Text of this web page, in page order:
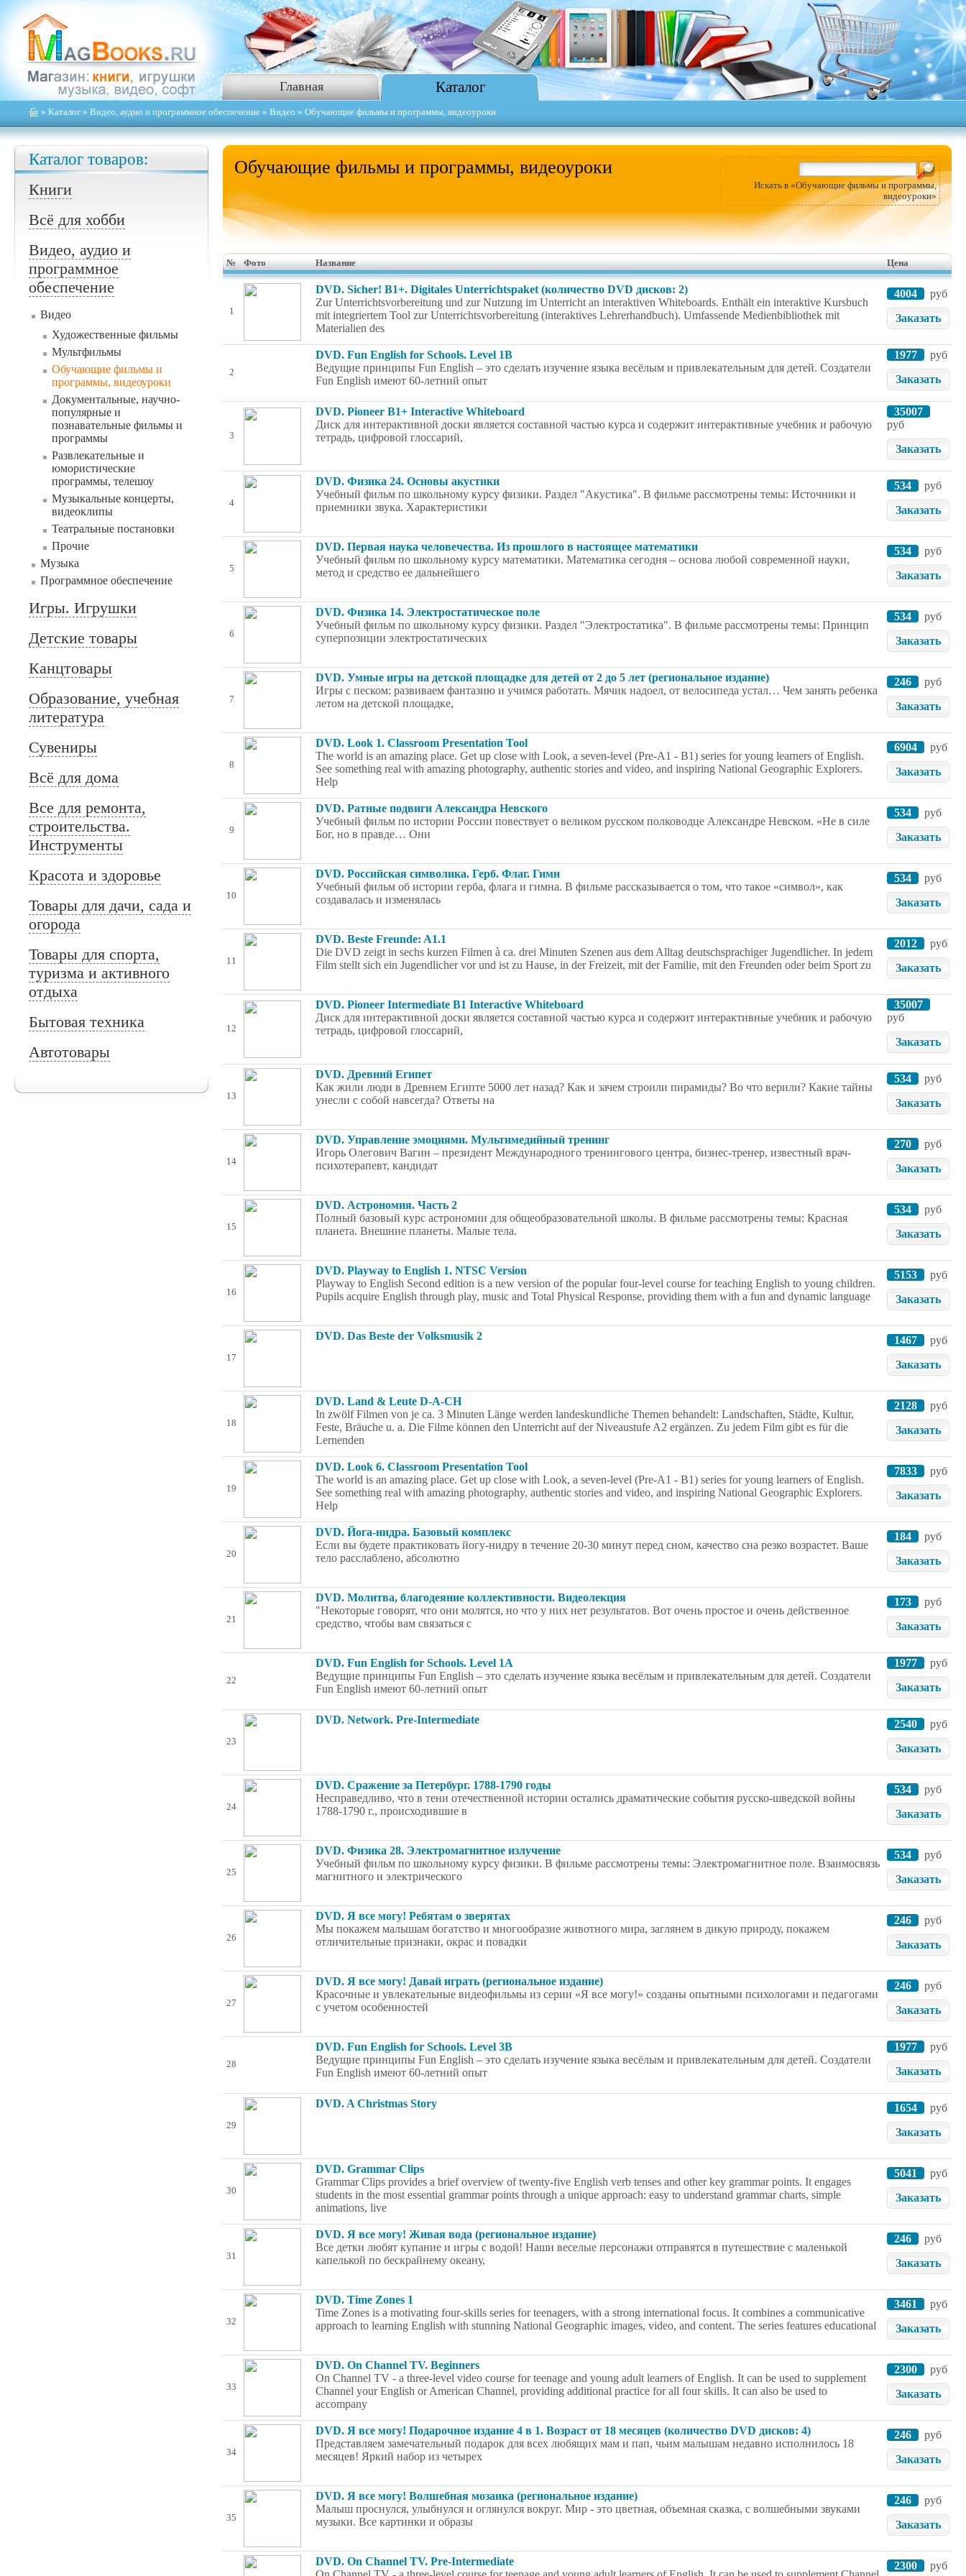
Главная Каталог
» Каталог » Видео, аудио и программное обеспечение » Видео » Обучающие фильмы и программы, видеоуроки
Каталог товаров:
Книги
Всё для хобби
Видео, аудио и
программное
обеспечение
Видео
Художественные фильмы
Мультфильмы
Обучающие фильмы и
программы, видеоуроки
Документальные, научно-
популярные и
познавательные фильмы и
программы
Развлекательные и
юмористические
программы, телешоу
Музыкальные концерты,
видеоклипы
Театральные постановки
Прочие
Музыка
Программное обеспечение
Игры. Игрушки
Детские товары
Канцтовары
Образование, учебная
литература
Сувениры
Всё для дома
Все для ремонта,
строительства.
Инструменты
Красота и здоровье
Товары для дачи, сада и
огорода
Товары для спорта,
туризма и активного
отдыха
Бытовая техника
Автотовары
Обучающие фильмы и программы, видеоуроки
Искать в «Обучающие фильмы и программы,
видеоуроки»
№ Фото Название Цена
1
DVD. Sicher! B1+. Digitales Unterrichtspaket (количество DVD дисков: 2)
Zur Unterrichtsvorbereitung und zur Nutzung im Unterricht an interaktiven Whiteboards. Enthält ein interaktive Kursbuch
mit integriertem Tool zur Unterrichtsvorbereitung (interaktives Lehrerhandbuch). Umfassende Medienbibliothek mit
Materialien des
4004
руб
Заказать
2
DVD. Fun English for Schools. Level 1B
Ведущие принципы Fun English – это сделать изучение языка весёлым и привлекательным для детей. Создатели
Fun English имеют 60-летний опыт
1977
руб
Заказать
3
DVD. Pioneer B1+ Interactive Whiteboard
Диск для интерактивной доски является составной частью курса и содержит интерактивные учебник и рабочую
тетрадь, цифровой глоссарий,
35007
руб
Заказать
4
DVD. Физика 24. Основы акустики
Учебный фильм по школьному курсу физики. Раздел "Акустика". В фильме рассмотрены темы: Источники и
приемники звука. Характеристики
534
руб
Заказать
5
DVD. Первая наука человечества. Из прошлого в настоящее математики
Учебный фильм по школьному курсу математики. Математика сегодня – основа любой современной науки,
метод и средство ее дальнейшего
534
руб
Заказать
6
DVD. Физика 14. Электростатическое поле
Учебный фильм по школьному курсу физики. Раздел "Электростатика". В фильме рассмотрены темы: Принцип
суперпозиции электростатических
534
руб
Заказать
7
DVD. Умные игры на детской площадке для детей от 2 до 5 лет (региональное издание)
Игры с песком: развиваем фантазию и учимся работать. Мячик надоел, от велосипеда устал… Чем занять ребенка
летом на детской площадке,
246
руб
Заказать
8
DVD. Look 1. Classroom Presentation Tool
The world is an amazing place. Get up close with Look, a seven-level (Pre-A1 - B1) series for young learners of English.
See something real with amazing photography, authentic stories and video, and inspiring National Geographic Explorers.
Help
6904
руб
Заказать
9
DVD. Ратные подвиги Александра Невского
Учебный фильм по истории России повествует о великом русском полководце Александре Невском. «Не в силе
Бог, но в правде… Они
534
руб
Заказать
10
DVD. Российская символика. Герб. Флаг. Гимн
Учебный фильм об истории герба, флага и гимна. В фильме рассказывается о том, что такое «символ», как
создавалась и изменялась
534
руб
Заказать
11
DVD. Beste Freunde: A1.1
Die DVD zeigt in sechs kurzen Filmen à ca. drei Minuten Szenen aus dem Alltag deutschsprachiger Jugendlicher. In jedem
Film stellt sich ein Jugendlicher vor und ist zu Hause, in der Freizeit, mit der Familie, mit den Freunden oder beim Sport zu
2012
руб
Заказать
12
DVD. Pioneer Intermediate B1 Interactive Whiteboard
Диск для интерактивной доски является составной частью курса и содержит интерактивные учебник и рабочую
тетрадь, цифровой глоссарий,
35007
руб
Заказать
13
DVD. Древний Египет
Как жили люди в Древнем Египте 5000 лет назад? Как и зачем строили пирамиды? Во что верили? Какие тайны
унесли с собой навсегда? Ответы на
534
руб
Заказать
14
DVD. Управление эмоциями. Мультимедийный тренинг
Игорь Олегович Вагин – президент Международного тренингового центра, бизнес-тренер, известный врач-
психотерапевт, кандидат
270
руб
Заказать
15
DVD. Астрономия. Часть 2
Полный базовый курс астрономии для общеобразовательной школы. В фильме рассмотрены темы: Красная
планета. Внешние планеты. Малые тела.
534
руб
Заказать
16
DVD. Playway to English 1. NTSC Version
Playway to English Second edition is a new version of the popular four-level course for teaching English to young children.
Pupils acquire English through play, music and Total Physical Response, providing them with a fun and dynamic language
5153
руб
Заказать
17
DVD. Das Beste der Volksmusik 2 1467
руб
Заказать
18
DVD. Land & Leute D-A-CH
In zwölf Filmen von je ca. 3 Minuten Länge werden landeskundliche Themen behandelt: Landschaften, Städte, Kultur,
Feste, Bräuche u. a. Die Filme können den Unterricht auf der Niveaustufe A2 ergänzen. Zu jedem Film gibt es für die
Lernenden
2128
руб
Заказать
19
DVD. Look 6. Classroom Presentation Tool
The world is an amazing place. Get up close with Look, a seven-level (Pre-A1 - B1) series for young learners of English.
See something real with amazing photography, authentic stories and video, and inspiring National Geographic Explorers.
Help
7833
руб
Заказать
20
DVD. Йога-нидра. Базовый комплекс
Если вы будете практиковать йогу-нидру в течение 20-30 минут перед сном, качество сна резко возрастет. Ваше
тело расслаблено, абсолютно
184
руб
Заказать
21
DVD. Молитва, благодеяние коллективности. Видеолекция
"Некоторые говорят, что они молятся, но что у них нет результатов. Вот очень простое и очень действенное
средство, чтобы вам связаться с
173
руб
Заказать
22
DVD. Fun English for Schools. Level 1A
Ведущие принципы Fun English – это сделать изучение языка весёлым и привлекательным для детей. Создатели
Fun English имеют 60-летний опыт
1977
руб
Заказать
23
DVD. Network. Pre-Intermediate 2540
руб
Заказать
24
DVD. Сражение за Петербург. 1788-1790 годы
Несправедливо, что в тени отечественной истории остались драматические события русско-шведской войны
1788-1790 г., происходившие в
534
руб
Заказать
25
DVD. Физика 28. Электромагнитное излучение
Учебный фильм по школьному курсу физики. В фильме рассмотрены темы: Электромагнитное поле. Взаимосвязь
магнитного и электрического
534
руб
Заказать
26
DVD. Я все могу! Ребятам о зверятах
Мы покажем малышам богатство и многообразие животного мира, заглянем в дикую природу, покажем
отличительные признаки, окрас и повадки
246
руб
Заказать
27
DVD. Я все могу! Давай играть (региональное издание)
Красочные и увлекательные видеофильмы из серии «Я все могу!» созданы опытными психологами и педагогами
с учетом особенностей
246
руб
Заказать
28
DVD. Fun English for Schools. Level 3B
Ведущие принципы Fun English – это сделать изучение языка весёлым и привлекательным для детей. Создатели
Fun English имеют 60-летний опыт
1977
руб
Заказать
29
DVD. A Christmas Story 1654
руб
Заказать
30
DVD. Grammar Clips
Grammar Clips provides a brief overview of twenty-five English verb tenses and other key grammar points. It engages
students in the most essential grammar points through a unique approach: easy to understand grammar charts, simple
animations, live
5041
руб
Заказать
31
DVD. Я все могу! Живая вода (региональное издание)
Все детки любят купание и игры с водой! Наши веселые персонажи отправятся в путешествие с маленькой
капелькой по бескрайнему океану,
246
руб
Заказать
32
DVD. Time Zones 1
Time Zones is a motivating four-skills series for teenagers, with a strong international focus. It combines a communicative
approach to learning English with stunning National Geographic images, video, and content. The series features educational
3461
руб
Заказать
33
DVD. On Channel TV. Beginners
On Channel TV - a three-level video course for teenage and young adult learners of English. It can be used to supplement
Channel your English or American Channel, providing additional practice for all four skills. It can also be used to
accompany
2300
руб
Заказать
34
DVD. Я все могу! Подарочное издание 4 в 1. Возраст от 18 месяцев (количество DVD дисков: 4)
Представляем замечательный подарок для всех любящих мам и пап, чьим малышам недавно исполнилось 18
месяцев! Яркий набор из четырех
246
руб
Заказать
35
DVD. Я все могу! Волшебная мозаика (региональное издание)
Малыш проснулся, улыбнулся и оглянулся вокруг. Мир - это цветная, объемная сказка, с волшебными звуками
музыки. Все картинки и образы
246
руб
Заказать
DVD. On Channel TV. Pre-Intermediate
2300 руб